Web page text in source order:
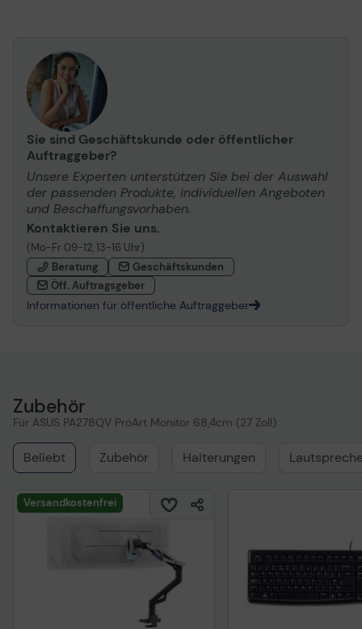
Sie sind Geschäftskunde oder öffentlicher
Auftraggeber?
Unsere Experten unterstützen Sie bei der Auswahl
der passenden Produkte, individuellen Angeboten
und Beschaffungsvorhaben.
Kontaktieren Sie uns.
(Mo-Fr 09-12, 13-16 Uhr)
Beratung
Geschäftskunden
Öff. Auftragsgeber
Informationen für öffentliche Auftraggeber
Zubehör
Für ASUS PA278QV ProArt Monitor 68,4cm (27 Zoll)
Beliebt Zubehör Halterungen
Versandkostenfrei